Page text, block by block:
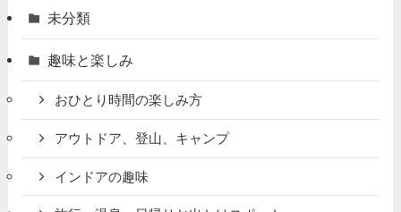
未分類
趣味と楽しみ
おひとり時間の楽しみ方
アウトドア、登山、キャンプ
インドアの趣味